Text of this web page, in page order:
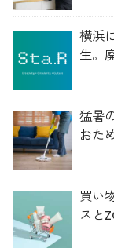
横浜
生。
猛暑
おた
買い
スと